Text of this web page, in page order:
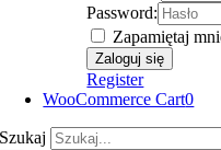
Password:
Zapamiętaj
Register
WooCommerce Cart0
Szukaj